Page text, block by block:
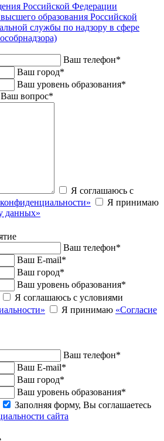
Российской Федерации
образования Российской
службы по надзору в сфере
Ваш телефон*
Ваш город*
Ваш уровень образования*
Ваш вопрос*
Я соглашаюсь с
Я принимаю
данных»
Ваш телефон*
Ваш E-mail*
Ваш город*
Ваш уровень образования*
Я соглашаюсь с условиями
Я принимаю «Согласие
Ваш телефон*
Ваш E-mail*
Ваш город*
Ваш уровень образования*
Заполняя форму, Вы соглашаетесь
сайта